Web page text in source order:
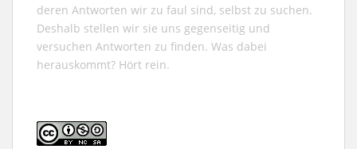
deren Antworten wir zu faul sind, selbst zu suchen.
Deshalb stellen wir sie uns gegenseitig und
versuchen Antworten zu finden. Was dabei
herauskommt? Hört rein.